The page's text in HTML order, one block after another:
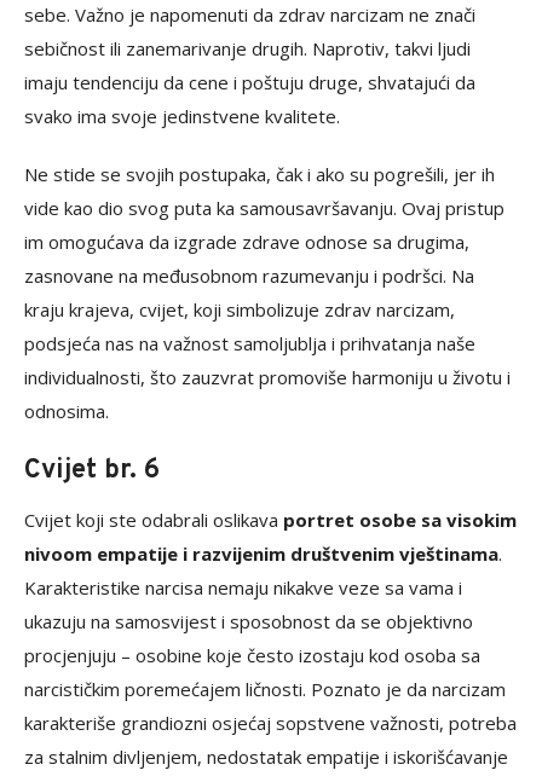
sebe. Važno je napomenuti da zdrav narcizam ne znači
sebičnost ili zanemarivanje drugih. Naprotiv, takvi ljudi
imaju tendenciju da cene i poštuju druge, shvatajući da
svako ima svoje jedinstvene kvalitete.
Ne stide se svojih postupaka, čak i ako su pogrešili, jer ih
vide kao dio svog puta ka samousavršavanju. Ovaj pristup
im omogućava da izgrade zdrave odnose sa drugima,
zasnovane na međusobnom razumevanju i podršci. Na
kraju krajeva, cvijet, koji simbolizuje zdrav narcizam,
podsjeća nas na važnost samoljublja i prihvatanja naše
individualnosti, što zauzvrat promoviše harmoniju u životu i
odnosima.
Cvijet br. 6
Cvijet koji ste odabrali oslikava portret osobe sa visokim
nivoom empatije i razvijenim društvenim vještinama.
Karakteristike narcisa nemaju nikakve veze sa vama i
ukazuju na samosvijest i sposobnost da se objektivno
procjenjuju – osobine koje često izostaju kod osoba sa
narcističkim poremećajem ličnosti. Poznato je da narcizam
karakteriše grandiozni osjećaj sopstvene važnosti, potreba
za stalnim divljenjem, nedostatak empatije i iskorišćavanje